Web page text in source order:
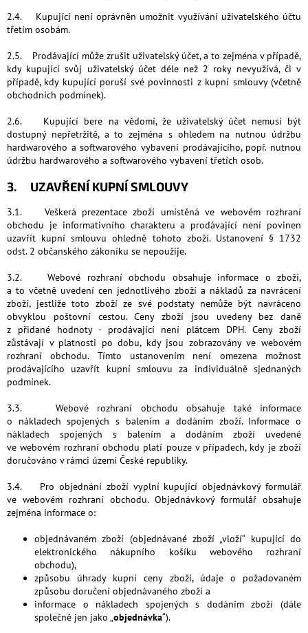
2.4. Kupující není oprávněn umožnit využívání uživatelského účtu
třetím osobám.
2.5. Prodávající může zrušit uživatelský účet, a to zejména v případě,
kdy kupující svůj uživatelský účet déle než 2 roky nevyužívá, či v
případě, kdy kupující poruší své povinnosti z kupní smlouvy (včetně
obchodních podmínek).
2.6. Kupující bere na vědomí, že uživatelský účet nemusí být
dostupný nepřetržitě, a to zejména s ohledem na nutnou údržbu
hardwarového a softwarového vybavení prodávajícího, popř. nutnou
údržbu hardwarového a softwarového vybavení třetích osob.
3. UZAVŘENÍ KUPNÍ SMLOUVY
3.1. Veškerá prezentace zboží umístěná ve webovém rozhraní
obchodu je informativního charakteru a prodávající není povinen
uzavřít kupní smlouvu ohledně tohoto zboží. Ustanovení § 1732
odst. 2 občanského zákoníku se nepoužije.
3.2. Webové rozhraní obchodu obsahuje informace o zboží,
a to včetně uvedení cen jednotlivého zboží a nákladů za navrácení
zboží, jestliže toto zboží ze své podstaty nemůže být navráceno
obvyklou poštovní cestou. Ceny zboží jsou uvedeny bez daně
z přidané hodnoty - prodávající není plátcem DPH. Ceny zboží
zůstávají v platnosti po dobu, kdy jsou zobrazovány ve webovém
rozhraní obchodu. Tímto ustanovením není omezena možnost
prodávajícího uzavřít kupní smlouvu za individuálně sjednaných
podmínek.
3.3. Webové rozhraní obchodu obsahuje také informace
o nákladech spojených s balením a dodáním zboží. Informace o
nákladech spojených s balením a dodáním zboží uvedené
ve webovém rozhraní obchodu platí pouze v případech, kdy je zboží
doručováno v rámci území České republiky.
3.4. Pro objednání zboží vyplní kupující objednávkový formulář
ve webovém rozhraní obchodu. Objednávkový formulář obsahuje
zejména informace o:
objednávaném zboží (objednávané zboží „vloží“ kupující do
elektronického nákupního košíku webového rozhraní
obchodu),
způsobu úhrady kupní ceny zboží, údaje o požadovaném
způsobu doručení objednávaného zboží a
informace o nákladech spojených s dodáním zboží (dále
společně jen jako „objednávka“).